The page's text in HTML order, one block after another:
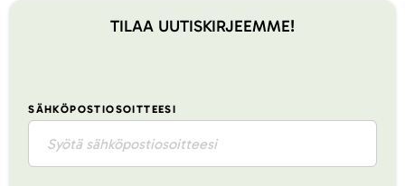
TILAA UUTISKIRJEEMME!
SÄHKÖPOSTIOSOITTEESI